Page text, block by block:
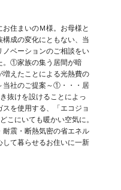
お住まいのＭ様。お母様と
構成の変化にともない、当
ノベーションのご相談をい
。①家族の集う居間が暗
えたことによる光熱費の
当社のご提案～①・・・居
抜けを設けることによっ
を使用する、「エコジョ
こにいても暖かい空気に。
震・断熱気密の省エネル
て暮らせるお住いに一新